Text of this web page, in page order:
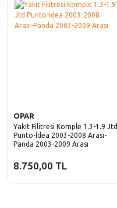
OPAR
Yakıt Filitresi Komple 1.3-1.9 Jtd
Punto-İdea 2003-2008 Arası-
Panda 2003-2009 Arası
8.750,00 TL